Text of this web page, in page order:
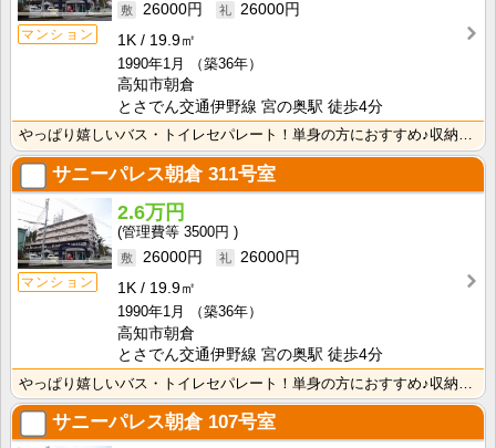
マンション
26000円
26000円
1K
19.9㎡
1990年1月
（築36年）
高知市朝倉
とさでん交通伊野線 宮の奥駅 徒歩4分
やっぱり嬉しいバス・トイレセパレート！単身の方におすすめ♪収納スペースあり！ＩＨクッキングヒーター1･･･
サニーパレス朝倉311号室
マンション
2.6万円
3500円
26000円
26000円
1K
19.9㎡
1990年1月
（築36年）
高知市朝倉
とさでん交通伊野線 宮の奥駅 徒歩4分
サニーパレス朝倉107号室